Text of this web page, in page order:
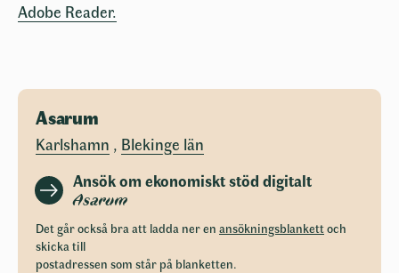
Adobe Reader.
Asarum
Karlshamn , Blekinge län
Ansök om ekonomiskt stöd digitalt
Asarum
Det går också bra att ladda ner en ansökningsblankettoch
skicka till
postadressen som står på blanketten.